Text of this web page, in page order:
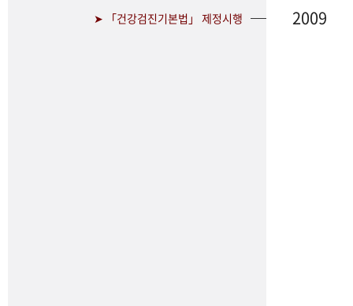
➤ 「건강검진기본법」 제정시행 2009